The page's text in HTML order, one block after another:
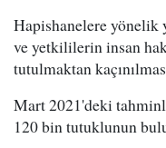
Hapishanelere yönelik
ve yetkililerin insan
tutulmaktan
Mart 2021'deki
120 bin tutuklunun